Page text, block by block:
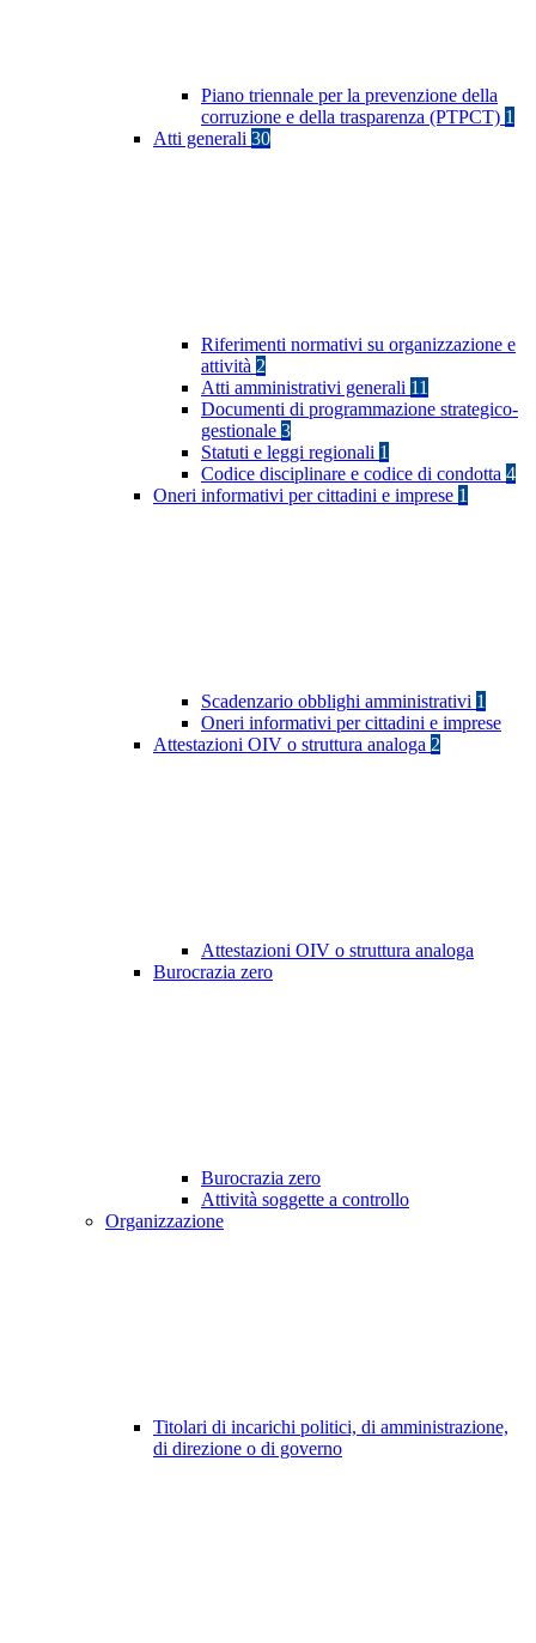
Piano triennale per la prevenzione della
corruzione e della trasparenza (PTPCT) 1
Atti generali 30
Riferimenti normativi su organizzazione e
attività 2
Atti amministrativi generali 11
Documenti di programmazione strategico-
gestionale 3
Statuti e leggi regionali 1
Codice disciplinare e codice di condotta 4
Oneri informativi per cittadini e imprese 1
Scadenzario obblighi amministrativi 1
Oneri informativi per cittadini e imprese
Attestazioni OIV o struttura analoga 2
Attestazioni OIV o struttura analoga
Burocrazia zero
Burocrazia zero
Attività soggette a controllo
Organizzazione
Titolari di incarichi politici, di amministrazione,
di direzione o di governo